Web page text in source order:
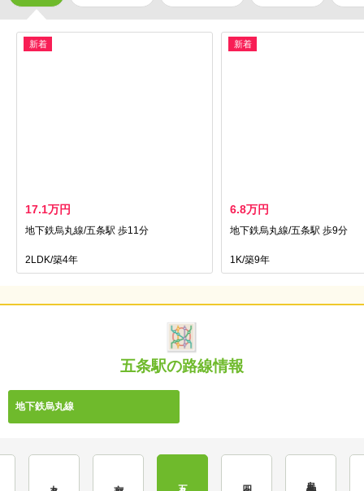
新着
17.1万円
地下鉄烏丸線/五条駅 歩11分
2LDK/築4年
新着
6.8万円
地下鉄烏丸線/五条駅 歩9分
1K/築9年
五条駅の路線情報
地下鉄烏丸線